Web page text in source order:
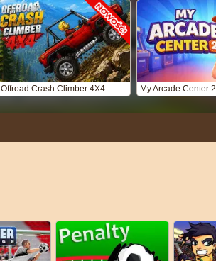
Offroad Crash Climber 4X4 My Arcade Center 2